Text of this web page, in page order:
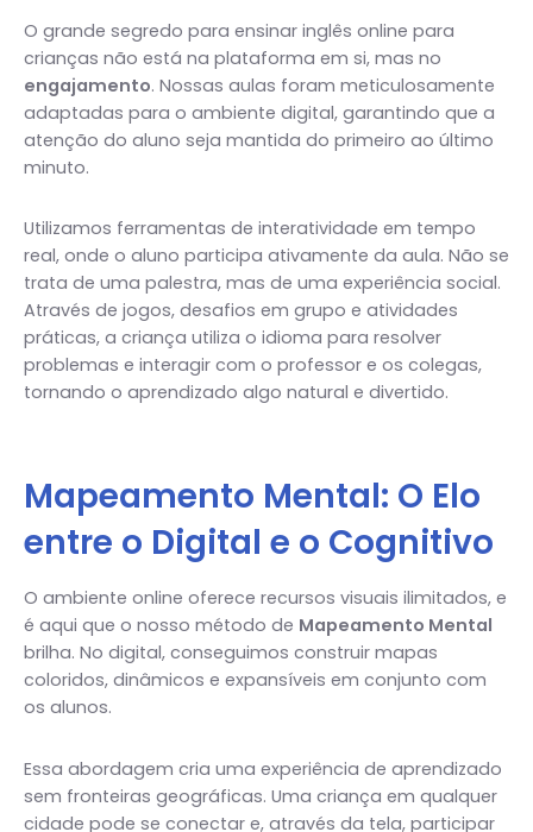
O grande segredo para ensinar inglês online para
crianças não está na plataforma em si, mas no
engajamento. Nossas aulas foram meticulosamente
adaptadas para o ambiente digital, garantindo que a
atenção do aluno seja mantida do primeiro ao último
minuto.
Utilizamos ferramentas de interatividade em tempo
real, onde o aluno participa ativamente da aula. Não se
trata de uma palestra, mas de uma experiência social.
Através de jogos, desafios em grupo e atividades
práticas, a criança utiliza o idioma para resolver
problemas e interagir com o professor e os colegas,
tornando o aprendizado algo natural e divertido.
Mapeamento Mental: O Elo
entre o Digital e o Cognitivo
O ambiente online oferece recursos visuais ilimitados, e
é aqui que o nosso método de Mapeamento Mental
brilha. No digital, conseguimos construir mapas
coloridos, dinâmicos e expansíveis em conjunto com
os alunos.
Essa abordagem cria uma experiência de aprendizado
sem fronteiras geográficas. Uma criança em qualquer
cidade pode se conectar e, através da tela, participar